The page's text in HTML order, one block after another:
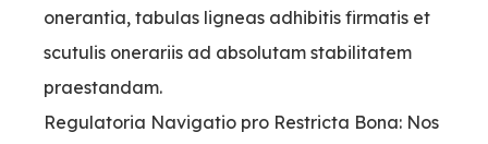
onerantia, tabulas ligneas adhibitis firmatis et
scutulis onerariis ad absolutam stabilitatem
praestandam.
Regulatoria Navigatio pro Restricta Bona: Nos